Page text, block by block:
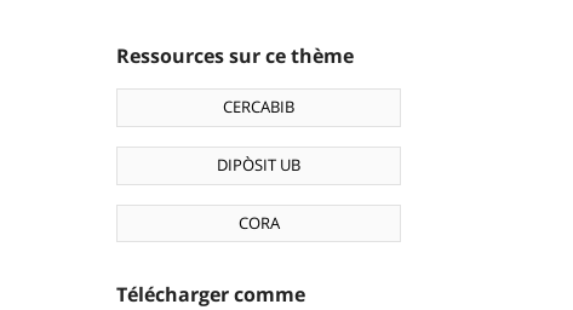
Ressources sur ce thème
CERCABIB
DIPÒSIT UB
CORA
Télécharger comme